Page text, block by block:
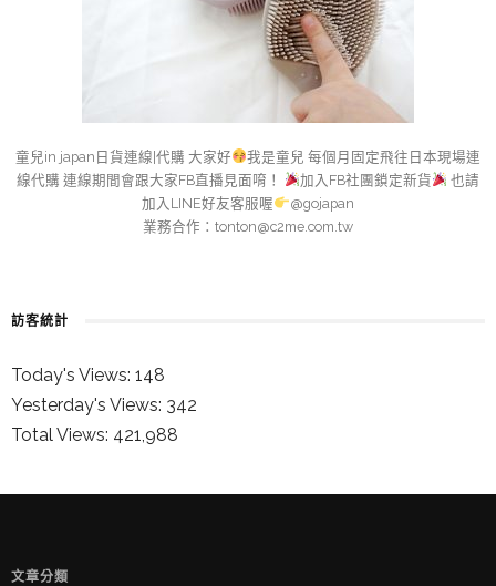
童兒in japan日貨連線|代購 大家好
我是童兒 每個月固定飛往日本現場連
線代購 連線期間會跟大家FB直播見面唷！
加入FB社團鎖定新貨
也請
加入LINE好友客服喔
@gojapan
業務合作： tonton@c2me.com.tw
訪客統計
Today's Views: 148
Yesterday's Views: 342
Total Views: 421,988
童兒的 INSTAGRAM
文章分類